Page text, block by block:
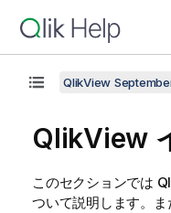
QlikView
QlikView
このセクションでは
ついて説明します。ま